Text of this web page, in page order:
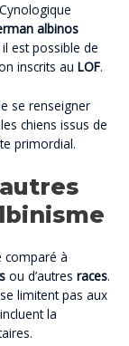
albinos
est possible de
inscrits au LOF.
se renseigner
chiens issus de
primordial.
comparé à
ou d’autres races.
limitent pas aux
la